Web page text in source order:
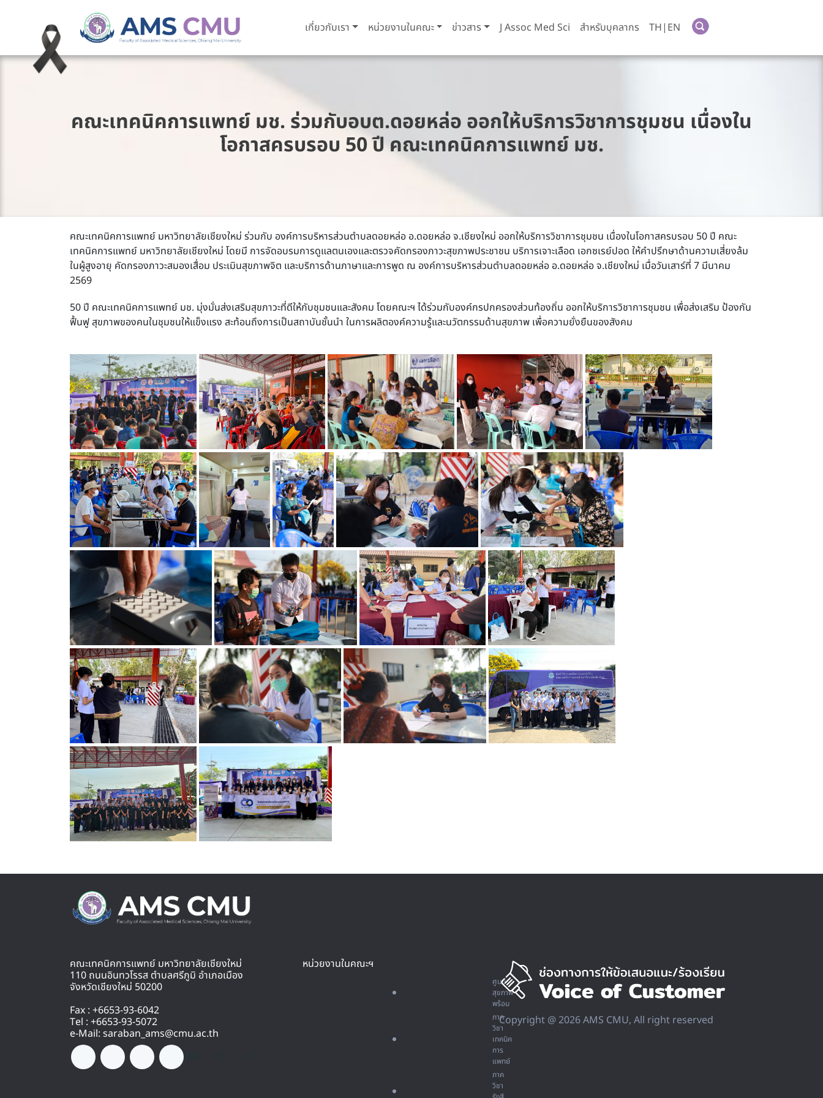
เกี่ยวกับเรา หน่วยงานในคณะ ข่าวสาร J Assoc Med Sci สำหรับบุคลากร TH|EN
คณะเทคนิคการแพทย์ มช. ร่วมกับอบต.ดอยหล่อ ออกให้บริการวิชาการชุมชน เนื่องใน
โอกาสครบรอบ 50 ปี คณะเทคนิคการแพทย์ มช.
คณะเทคนิคการแพทย์ มหาวิทยาลัยเชียงใหม่ ร่วมกับ องค์การบริหารส่วนตำบลดอยหล่อ อ.ดอยหล่อ จ.เชียงใหม่ ออกให้บริการวิชาการชุมชน เนื่องในโอกาสครบรอบ 50 ปี คณะ
เทคนิคการแพทย์ มหาวิทยาลัยเชียงใหม่ โดยมี การจัดอบรมการดูแลตนเองและตรวจคัดกรองภาวะสุขภาพประชาชน บริการเจาะเลือด เอกซเรย์ปอด ให้คำปรึกษาด้านความเสี่ยงล้ม
ในผู้สูงอายุ คัดกรองภาวะสมองเสื่อม ประเมินสุขภาพจิต และบริการด้านภาษาและการพูด ณ องค์การบริหารส่วนตำบลดอยหล่อ อ.ดอยหล่อ จ.เชียงใหม่ เมื่อวันเสาร์ที่ 7 มีนาคม
2569
50 ปี คณะเทคนิคการแพทย์ มช. มุ่งมั่นส่งเสริมสุขภาวะที่ดีให้กับชุมชนและสังคม โดยคณะฯ ได้ร่วมกับองค์กรปกครองส่วนท้องถิ่น ออกให้บริการวิชาการชุมชน เพื่อส่งเสริม ป้องกัน
ฟื้นฟู สุขภาพของคนในชุมชนให้แข็งแรง สะท้อนถึงการเป็นสถาบันชั้นนำ ในการผลิตองค์ความรู้และนวัตกรรมด้านสุขภาพ เพื่อความยั่งยืนของสังคม
คณะเทคนิคการแพทย์ มหาวิทยาลัยเชียงใหม่
110 ถนนอินทวโรรส ตำบลศรีภูมิ อำเภอเมือง
จังหวัดเชียงใหม่ 50200
Fax : +6653-93-6042
Tel : +6653-93-5072
e-Mail: saraban_ams@cmu.ac.th
หน่วยงานในคณะฯ
ศูนย์
สุขภาพ
พร้อม
ภาค
วิชา
เทคนิค
การ
แพทย์
ภาค
วิชา
Copyright @ 2026 AMS CMU, All right reserved